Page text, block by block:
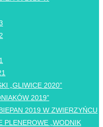
„GLIWICE 2020”
2019”
2019 W ZWIERZYŃCU
PLENEROWE „WODNIK